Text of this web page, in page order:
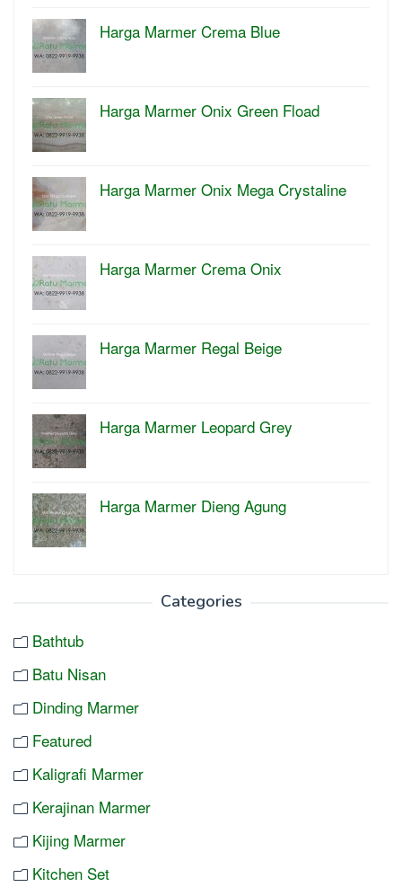
Harga Marmer Crema Blue
Harga Marmer Onix Green Fload
Harga Marmer Onix Mega Crystaline
Harga Marmer Crema Onix
Harga Marmer Regal Beige
Harga Marmer Leopard Grey
Harga Marmer Dieng Agung
Categories
Bathtub
Batu Nisan
Dinding Marmer
Featured
Kaligrafi Marmer
Kerajinan Marmer
Kijing Marmer
Kitchen Set